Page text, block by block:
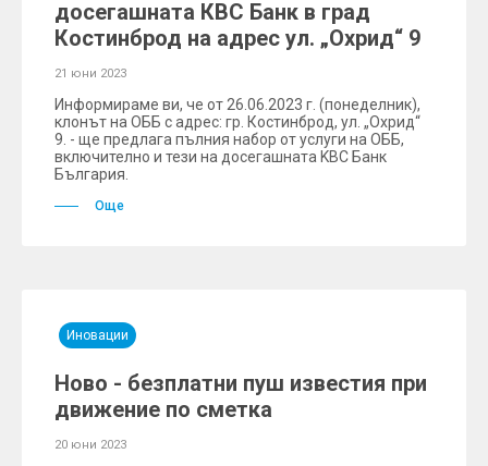
досегашната КBC Банк в град
Костинброд на адрес ул. „Охрид“ 9
21 юни 2023
Информираме ви, че от 26.06.2023 г. (понеделник),
клонът на ОББ с адрес: гр. Костинброд, ул. „Охрид“
9. - ще предлага пълния набор от услуги на ОББ,
включително и тези на досегашната KBC Банк
България.
Още
Иновации
Ново - безплатни пуш известия при
движение по сметка
20 юни 2023